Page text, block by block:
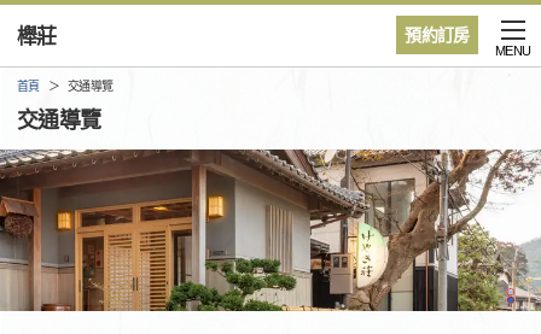
預約訂房
櫸莊
MENU
首頁 交通導覽
交通導覽